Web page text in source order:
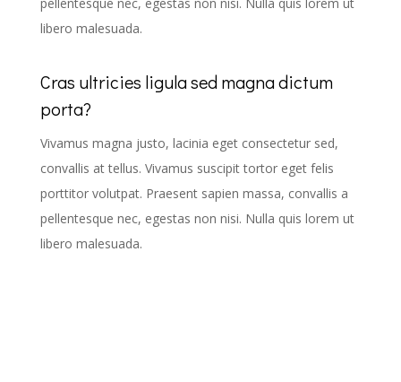
libero malesuada.
Cras ultricies ligula sed magna dictum
porta?
Vivamus magna justo, lacinia eget consectetur sed,
convallis at tellus. Vivamus suscipit tortor eget felis
porttitor volutpat. Praesent sapien massa, convallis a
pellentesque nec, egestas non nisi. Nulla quis lorem ut
libero malesuada.